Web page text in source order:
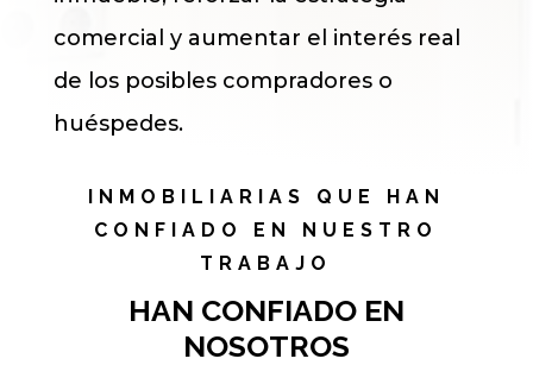
comercial y aumentar el interés real
de los posibles compradores o
huéspedes.
INMOBILIARIAS QUE HAN
CONFIADO EN NUESTRO
TRABAJO
HAN CONFIADO EN
NOSOTROS